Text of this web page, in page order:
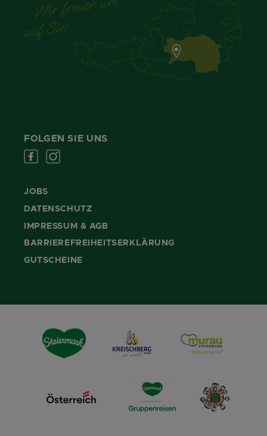
FOLGEN SIE UNS
JOBS
DATENSCHUTZ
IMPRESSUM & AGB
BARRIEREFREIHEITSERKLÄRUNG
GUTSCHEINE